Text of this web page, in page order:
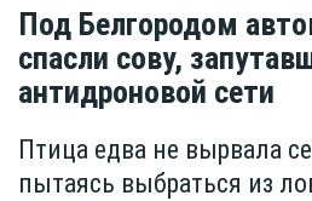
Под Белгородом
спасли сову,
антидроновой сети
Птица едва не вырвала
пытаясь выбраться из